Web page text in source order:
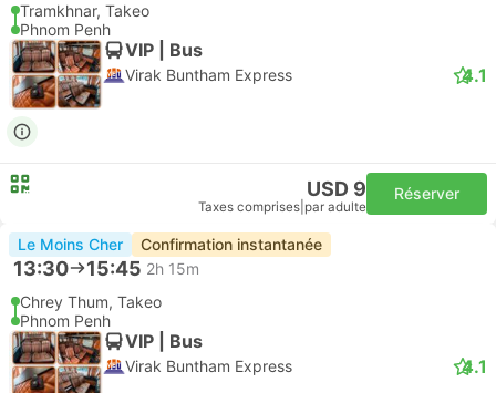
Tramkhnar, Takeo
Phnom Penh
VIP | Bus
Virak Buntham Express 4.1
USD 9
Taxes comprises par adulte
Réserver
Le Moins Cher Confirmation instantanée
13:30 15:45 2h 15m
Chrey Thum, Takeo
Phnom Penh
VIP | Bus
Virak Buntham Express 4.1